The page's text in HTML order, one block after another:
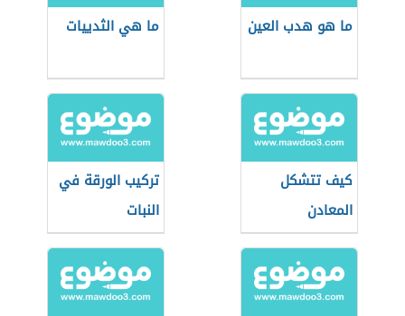
ما هو هدب العين ما هي الثدييات
كيف تتشكل
المعادن
تركيب الورقة في
النبات